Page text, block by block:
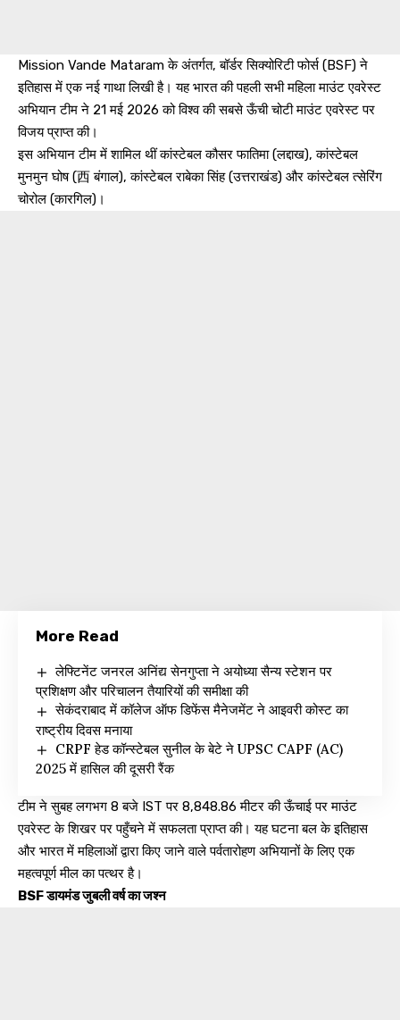
Mission Vande Mataram के अंतर्गत, बॉर्डर सिक्योरिटी फोर्स (BSF) ने
इतिहास में एक नई गाथा लिखी है। यह भारत की पहली सभी महिला माउंट एवरेस्ट
अभियान टीम ने 21 मई 2026 को विश्व की सबसे ऊँची चोटी माउंट एवरेस्ट पर
विजय प्राप्त की।
इस अभियान टीम में शामिल थीं कांस्टेबल कौसर फातिमा (लद्दाख), कांस्टेबल
मुनमुन घोष (西 बंगाल), कांस्टेबल राबेका सिंह (उत्तराखंड) और कांस्टेबल त्सेरिंग
चोरोल (कारगिल)।
More Read
लेफ्टिनेंट जनरल अनिंद्य सेनगुप्ता ने अयोध्या सैन्य स्टेशन पर
प्रशिक्षण और परिचालन तैयारियों की समीक्षा की
सेकंदराबाद में कॉलेज ऑफ डिफेंस मैनेजमेंट ने आइवरी कोस्ट का
राष्ट्रीय दिवस मनाया
CRPF हेड कॉन्स्टेबल सुनील के बेटे ने UPSC CAPF (AC)
2025 में हासिल की दूसरी रैंक
टीम ने सुबह लगभग 8 बजे IST पर 8,848.86 मीटर की ऊँचाई पर माउंट
एवरेस्ट के शिखर पर पहुँचने में सफलता प्राप्त की। यह घटना बल के इतिहास
और भारत में महिलाओं द्वारा किए जाने वाले पर्वतारोहण अभियानों के लिए एक
महत्वपूर्ण मील का पत्थर है।
BSF डायमंड जुबली वर्ष का जश्न